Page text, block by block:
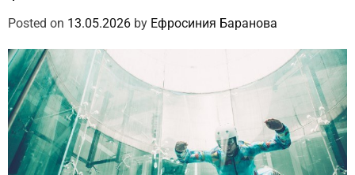
Posted on 13.05.2026 by Ефросиния Баранова